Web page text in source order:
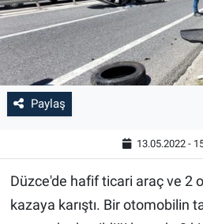
Paylaş
13.05.2022 -
Düzce'de hafif ticari araç ve 2
kazaya karıştı. Bir otomobilin